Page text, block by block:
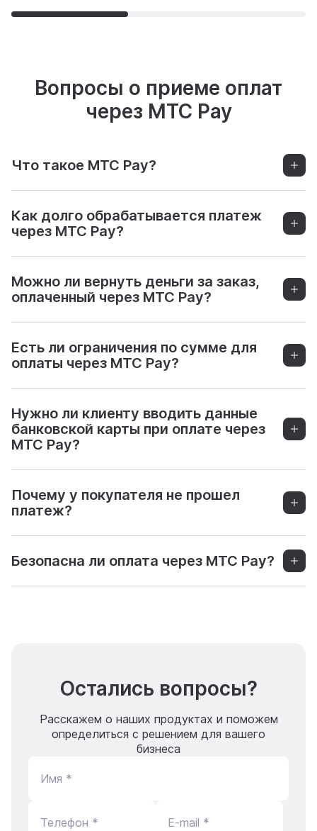
Вопросы о приеме оплат
через МТС Pay
Что такое МТС Pay?
Как долго обрабатывается платеж
через МТС Pay?
Можно ли вернуть деньги за заказ,
оплаченный через МТС Pay?
Есть ли ограничения по сумме для
оплаты через МТС Pay?
Нужно ли клиенту вводить данные
банковской карты при оплате через
МТС Pay?
Почему у покупателя не прошел
платеж?
Безопасна ли оплата через МТС Pay?
Остались вопросы?
Расскажем о наших продуктах и поможем
определиться с решением для вашего
бизнеса
Имя *
Телефон * E-mail *